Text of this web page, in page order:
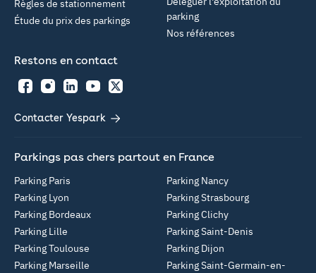
parking
Nos références
Règles de stationnement
Étude du prix des parkings
Restons en contact
FacebookInstagramLinkedInYouTubeTwitter
Contacter Yespark
Parkings pas chers partout en France
Parking Paris
Parking Lyon
Parking Bordeaux
Parking Lille
Parking Toulouse
Parking Marseille
Parking Nancy
Parking Strasbourg
Parking Clichy
Parking Saint-Denis
Parking Dijon
Parking Saint-Germain-en-